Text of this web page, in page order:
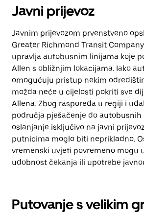
Javni prijevoz
Javnim prijevozom prvenstveno
Greater Richmond Transit
upravlja autobusnim linijama koje
Allen s obližnjim lokacijama. Iako
omogućuju pristup nekim
možda neće u cijelosti pokriti sve
Allena. Zbog rasporeda u regiji i
područja pješačenje do autobusnih
oslanjanje isključivo na javni
putnicima moglo biti neprikladno.
vremenski uvjeti povremeno mogu
udobnost čekanja ili upotrebe
Putovanje s velikim